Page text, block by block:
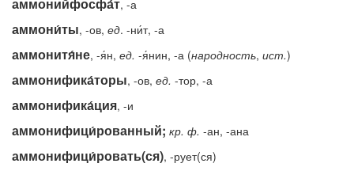
, -а
аммони́ты, -ов, ед. -ни́т, -а
аммонитя́не, -я́н, ед. -я́нин, -а (народность, ист.)
аммонифика́торы, -ов, ед. -тор, -а
аммонифика́ция, -и
аммонифици́рованный; кр. ф. -ан, -ана
аммонифици́ровать(ся), -рует(ся)